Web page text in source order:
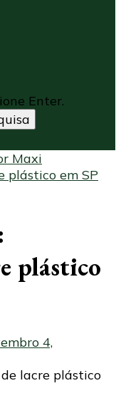
Enter.
Maxi
plástico em SP
plástico
4,